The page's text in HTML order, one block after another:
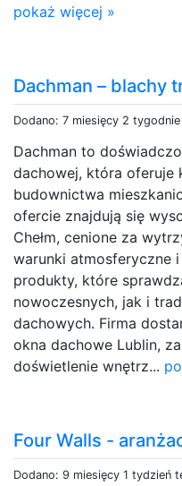
pokaż więcej »
Dachman – blachy
Dodano: 7 miesięcy 2
Dachman to
dachowej, która oferuje
budownictwa
ofercie znajdują się
Chełm, cenione za
warunki atmosferyczne
produkty, które
nowoczesnych, jak i
dachowych. Firma
okna dachowe Lublin,
doświetlenie wnętrz...
Four Walls -
Dodano: 9 miesięcy 1 tydzień